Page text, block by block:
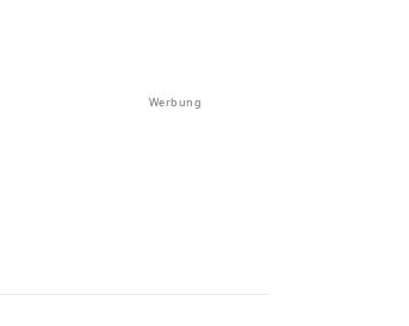
Werbung